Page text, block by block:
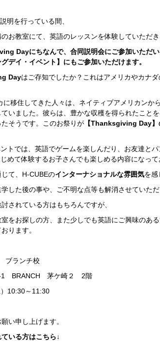
明を行っている間、
お教室にて、英語のレッスンを体験していただき
Dayにちなんで、合同説明会にご参加いただ
デイ・イベント】にもご参加いただけます。
Dayはご存知でしたか？これはアメリカやカナ
に移住してきた人々は、ネイティブアメリカンか
いました。彼らは、豊かな収穫を得られたこと
そうです。このお祭りが 【Thanksgiving Day】
トでは、英語でゲームを楽しんだり、お友達と
めて体験するお子さんでも楽しめる内容になって
て、H-CUBEのインターナショナルな雰囲気を感
した後の事や、ご不明な点等も解消させていただ
されている方はもちろんですが、
をお探しの方、また少しでも英語にご興味のあ
ります。
ブランチ校
1 BRANCH 茅ケ崎２ 2階
10:30～11:30
い申し上げます。
いる方はこちら↓